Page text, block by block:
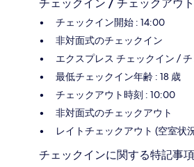
チェックイン / チェックアウト
チェックイン開始 : 14:00
非対面式のチェックイン
エクスプレス チェックイン /
最低チェックイン年齢 : 18 歳
チェックアウト時刻 : 10:00
非対面式のチェックアウト
レイトチェックアウト (空室状
チェックインに関する特記事項